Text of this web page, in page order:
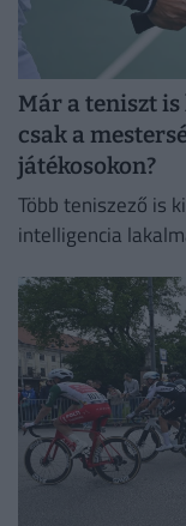
Már a teniszt
csak a
játékosokon?
Több teniszező is
intelligencia